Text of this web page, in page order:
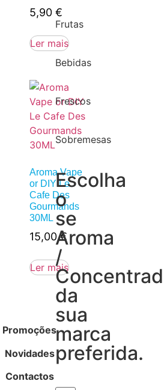
Frutas
Bebidas
Frescos
Sobremesas
Escolha
o
se
Aroma
/
da
sua
marca
preferida.
5,90 €
Ler mais
Aroma Vape
or DIY Le
Cafe Des
Gourmands
30ML
15,00€
Ler mais
Promoções
Novidades
Contactos